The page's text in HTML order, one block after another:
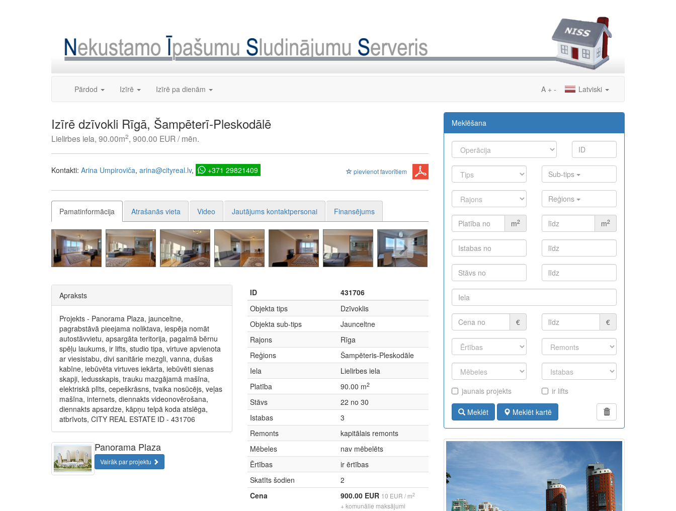
Pārdod Izīrē Izīrē pa dienām Latviski
A + -
Izīrē dzīvokli Rīgā, Šampēterī-Pleskodālē
Lielirbes iela, 90.00m2, 900.00 EUR / mēn.
pievienot favorītiem
Kontakti: Arina Umpiroviča arina@cityreal.lv +371 29821409
Pamatinformācija Atrašanās vieta Video Jautājums kontaktpersonai Finansējums
Apraksts
Projekts - Panorama Plaza, jaunceltne,
pagrabstāvā pieejama noliktava, iespēja nomāt
autostāvvietu, apsargāta teritorija, pagalmā bērnu
spēļu laukums, ir lifts, studio tipa, virtuve apvienota
ar viesistabu, divi sanitārie mezgli, vanna, dušas
kabīne, iebūvēta virtuves iekārta, iebūvēti sienas
skapji, ledusskapis, trauku mazgājamā mašīna,
elektriskā plīts, cepeškrāsns, tvaika nosūcējs, veļas
mašīna, internets, diennakts videonovērošana,
diennakts apsardze, kāpņu telpā koda atslēga,
atbrīvots, CITY REAL ESTATE ID - 431706
Panorama Plaza
Vairāk par projektu
ID
431706
Objekta tips
Dzīvoklis
Objekta sub-tips
Jaunceltne
Rajons
Rīga
Reģions
Šampēteris-Pleskodāle
Iela
Lielirbes iela
Platība
90.00 m2
Stāvs
22 no 30
Istabas
3
Remonts
kapitālais remonts
Mēbeles
nav mēbelēts
Ērtības
ir ērtības
Skatīts šodien
2
Cena
900.00 EUR 10 EUR / m2
+ komunālie maksājumi
Meklēšana
Sub-tips
Reģions
m2 m2
€ €
jaunais projekts ir lifts
Meklēt Meklēt kartē